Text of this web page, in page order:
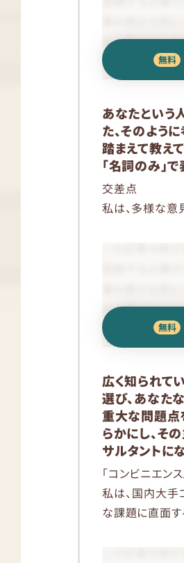
あなたという
た、そのよう
踏まえて教え
「名詞のみ」
交差点
私は、多様な意
広く知られて
選び、あなた
重大な問題点
らかにし、そ
サルタントに
「コンビニエン
私は、国内大手
な課題に直面す